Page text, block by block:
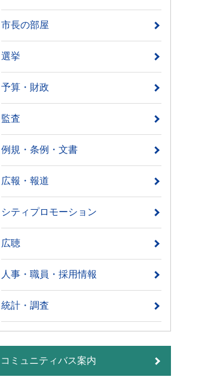
市長の部屋
選挙
予算・財政
監査
例規・条例・文書
広報・報道
シティプロモーション
広聴
人事・職員・採用情報
統計・調査
コミュニティバス案内